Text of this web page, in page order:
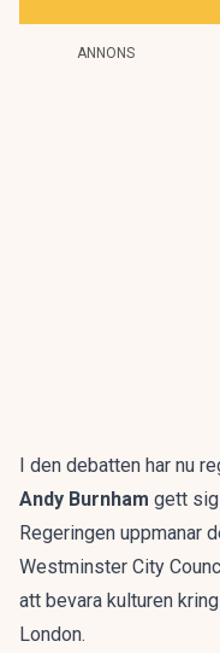
ANNONS
I den debatten har nu
Andy Burnham gett sig
Regeringen uppmanar
Westminster City
att bevara kulturen
London.